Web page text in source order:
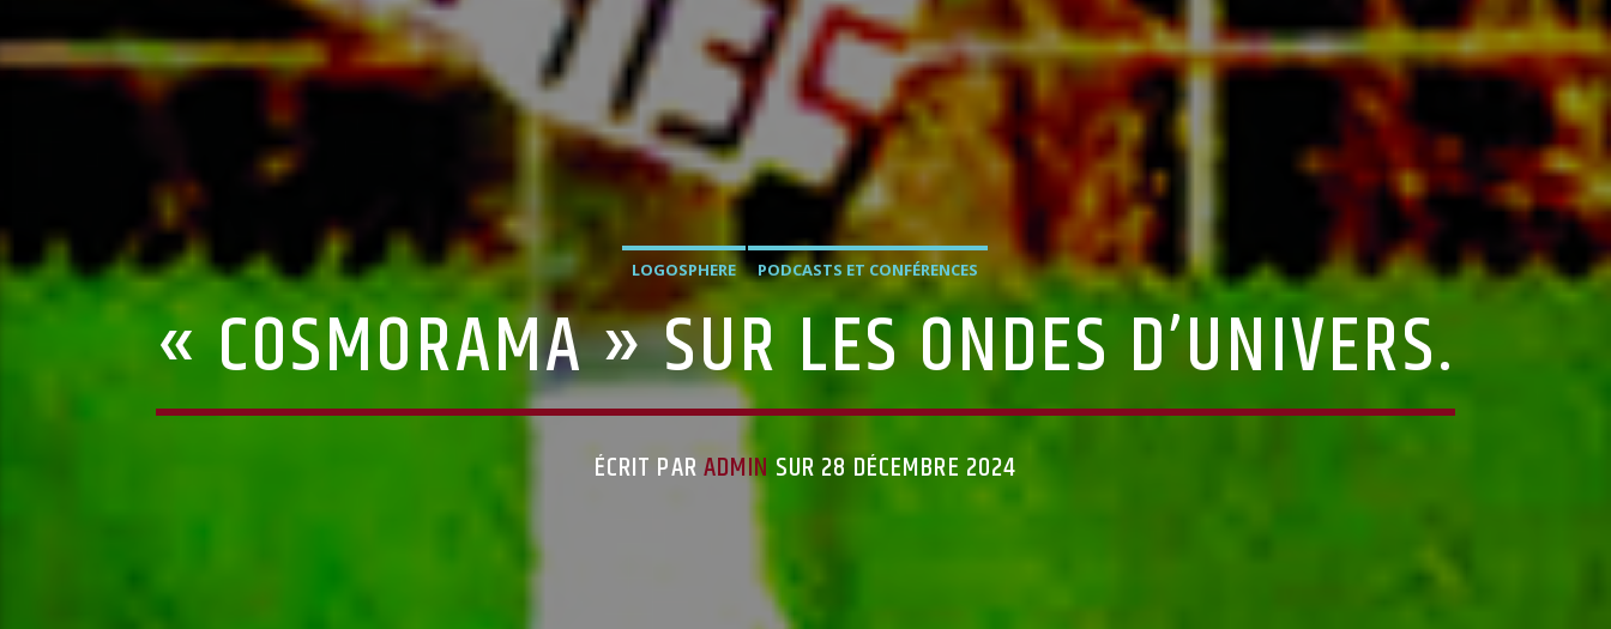
LOGOSPHERE PODCASTS ET CONFÉRENCES
« COSMORAMA » SUR LES ONDES D’UNIVERS.
ÉCRIT PARADMIN SUR 28 DÉCEMBRE 2024